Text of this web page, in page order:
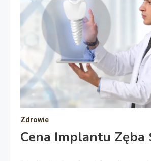
Zdrowie
Cena Implantu Zęba